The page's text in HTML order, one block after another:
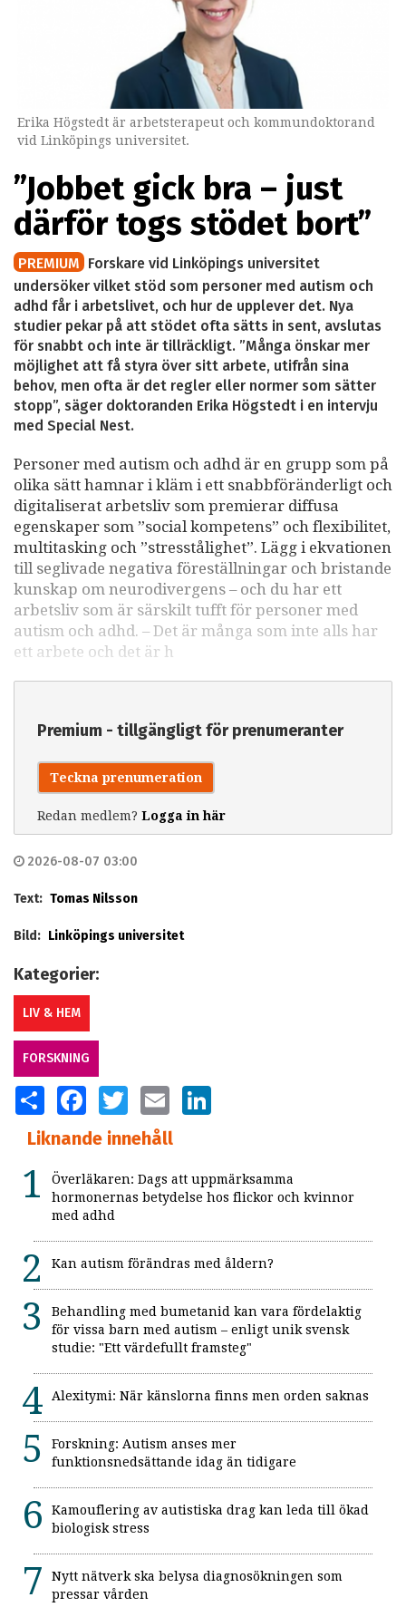
Erika Högstedt är arbetsterapeut och kommundoktorand
vid Linköpings universitet.
”Jobbet gick bra – just
därför togs stödet bort”
PREMIUM Forskare vid Linköpings universitet
undersöker vilket stöd som personer med autism och
adhd får i arbetslivet, och hur de upplever det. Nya
studier pekar på att stödet ofta sätts in sent, avslutas
för snabbt och inte är tillräckligt. ”Många önskar mer
möjlighet att få styra över sitt arbete, utifrån sina
behov, men ofta är det regler eller normer som sätter
stopp”, säger doktoranden Erika Högstedt i en intervju
med Special Nest.
Personer med autism och adhd är en grupp som på
olika sätt hamnar i kläm i ett snabbföränderligt och
digitaliserat arbetsliv som premierar diffusa
egenskaper som ”social kompetens” och flexibilitet,
multitasking och ”stresstålighet”. Lägg i ekvationen
till seglivade negativa föreställningar och bristande
kunskap om neurodivergens – och du har ett
arbetsliv som är särskilt tufft för personer med
autism och adhd. – Det är många som inte alls har
ett arbete och det är h
Premium - tillgängligt för prenumeranter
Teckna prenumeration
Redan medlem? Logga in här
2026-08-07 03:00
Text: Tomas Nilsson
Bild: Linköpings universitet
Kategorier:
LIV & HEM
FORSKNING
SHARE FACEBOOKTWITTER EMAIL
Liknande innehåll
Överläkaren: Dags att uppmärksamma
hormonernas betydelse hos flickor och kvinnor
med adhd
Kan autism förändras med åldern?
Behandling med bumetanid kan vara fördelaktig
för vissa barn med autism – enligt unik svensk
studie: "Ett värdefullt framsteg"
Alexitymi: När känslorna finns men orden saknas
Forskning: Autism anses mer
funktionsnedsättande idag än tidigare
Kamouflering av autistiska drag kan leda till ökad
biologisk stress
Nytt nätverk ska belysa diagnosökningen som
pressar vården